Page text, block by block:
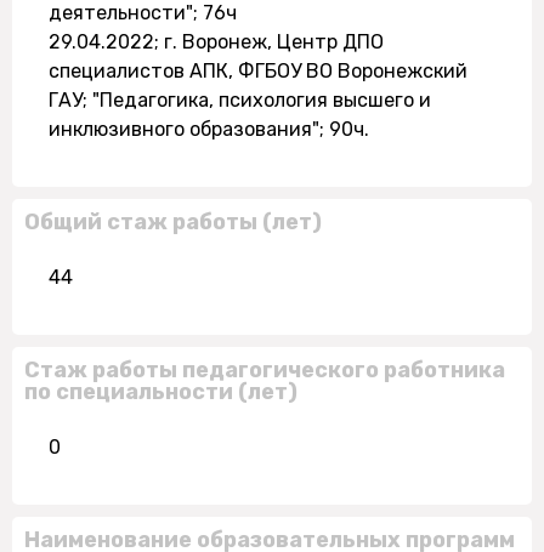
деятельности"; 76ч
29.04.2022; г. Воронеж, Центр ДПО
специалистов АПК, ФГБОУ ВО Воронежский
ГАУ; "Педагогика, психология высшего и
инклюзивного образования"; 90ч.
Общий стаж работы (лет)
44
Стаж работы педагогического работника
по специальности (лет)
0
Наименование образовательных программ